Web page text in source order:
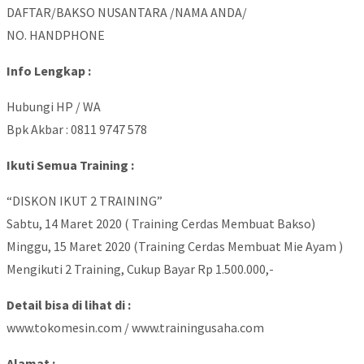
DAFTAR/BAKSO NUSANTARA /NAMA ANDA/
NO. HANDPHONE
Info Lengkap :
Hubungi HP / WA
Bpk Akbar : 0811 9747 578
Ikuti Semua Training :
“DISKON IKUT 2 TRAINING”
Sabtu, 14 Maret 2020 ( Training Cerdas Membuat Bakso)
Minggu, 15 Maret 2020 (Training Cerdas Membuat Mie Ayam )
Mengikuti 2 Training, Cukup Bayar Rp 1.500.000,-
Detail bisa di lihat di :
www.tokomesin.com / www.trainingusaha.com